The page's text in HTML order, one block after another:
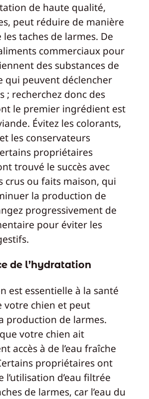
de haute qualité,
peut réduire de manière
taches de larmes. De
commerciaux pour
des substances de
qui peuvent déclencher
; recherchez donc des
le premier ingrédient est
Évitez les colorants,
les conservateurs
propriétaires
trouvé le succès avec
crus ou faits maison, qui
la production de
progressivement de
pour éviter les
de l’hydratation
est essentielle à la santé
votre chien et peut
production de larmes.
votre chien ait
accès à de l’eau fraîche
propriétaires ont
l’utilisation d’eau filtrée
de larmes, car l’eau du